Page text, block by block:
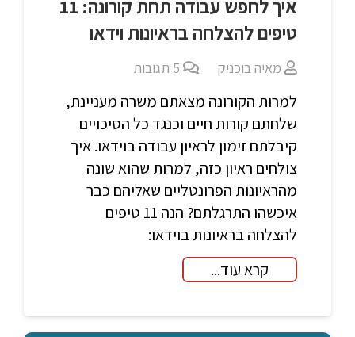
איך לחפש עבודה תחת קורונה: 11
טיפים להצלחה בראיונות וידאו
מאיה בוכניק 5 תגובות
למרות הקורונה מצאתם משרה מעניינת,
שלחתם קורות חיים וכנגד כל הסיכויים
קיבלתם זימון לראיון עבודה בוידאו. איך
צולחים ראיון כזה, למרות שהוא שונה
מהראיונות הפרונטליים שאליהם כבר
איכשהו התרגלתם? הנה 11 טיפים
להצלחה בראיונות בוידאו:
קרא עוד...